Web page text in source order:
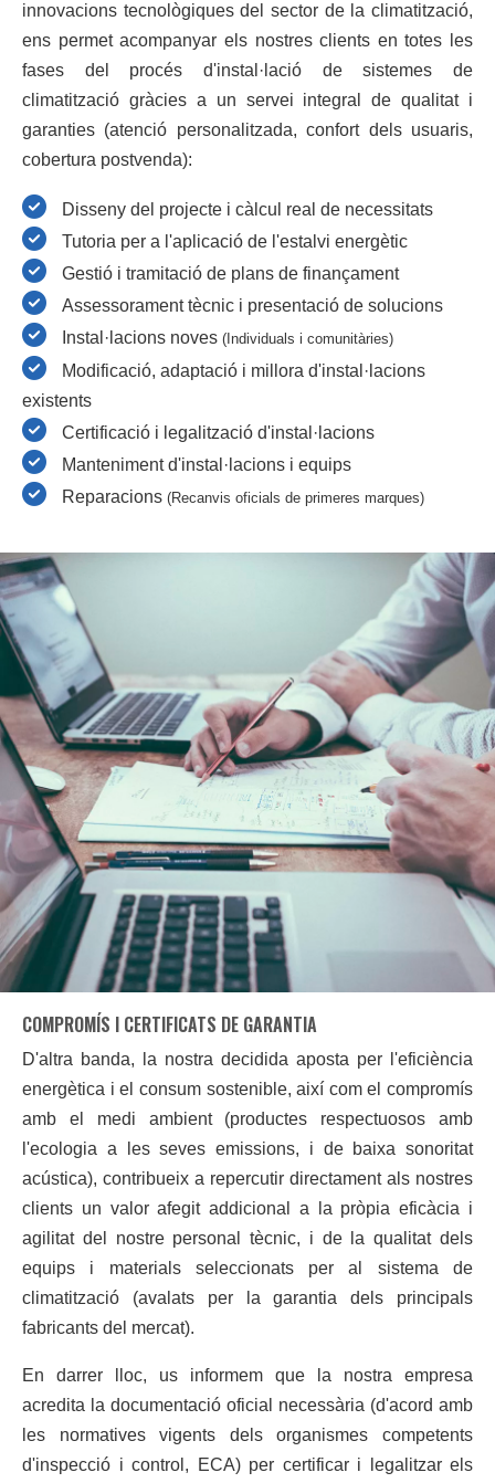
innovacions tecnològiques del sector de la climatització,
ens permet acompanyar els nostres clients en totes les
fases del procés d'instal·lació de sistemes de
climatització gràcies a un servei integral de qualitat i
garanties (atenció personalitzada, confort dels usuaris,
cobertura postvenda):
Disseny del projecte i càlcul real de necessitats
Tutoria per a l'aplicació de l'estalvi energètic
Gestió i tramitació de plans de finançament
Assessorament tècnic i presentació de solucions
Instal·lacions noves (Individuals i comunitàries)
Modificació, adaptació i millora d'instal·lacions
existents
Certificació i legalització d'instal·lacions
Manteniment d'instal·lacions i equips
Reparacions (Recanvis oficials de primeres marques)
COMPROMÍS I CERTIFICATS DE GARANTIA
D'altra banda, la nostra decidida aposta per l'eficiència
energètica i el consum sostenible, així com el compromís
amb el medi ambient (productes respectuosos amb
l'ecologia a les seves emissions, i de baixa sonoritat
acústica), contribueix a repercutir directament als nostres
clients un valor afegit addicional a la pròpia eficàcia i
agilitat del nostre personal tècnic, i de la qualitat dels
equips i materials seleccionats per al sistema de
climatització (avalats per la garantia dels principals
fabricants del mercat).
En darrer lloc, us informem que la nostra empresa
acredita la documentació oficial necessària (d'acord amb
les normatives vigents dels organismes competents
d'inspecció i control, ECA) per certificar i legalitzar els